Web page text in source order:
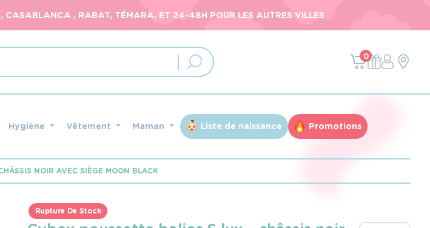
CASABLANCA , RABAT, TÉMARA, ET 24-48H POUR LES AUTRES VILLES
0
Hygiène Vêtement Maman Liste de naissance Promotions
NOIR AVEC SIÈGE MOON BLACK
Rupture De Stock